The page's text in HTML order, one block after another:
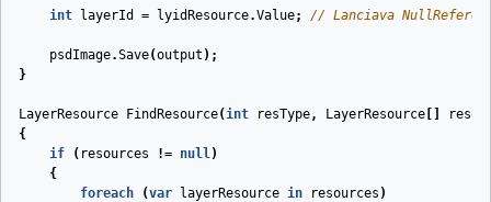
int layerId = lyidResource.Value; // Lanciava
psdImage.Save(output );
}
LayerResource FindResource(int resType, LayerResource
{
if
( resources != null)
{
foreach
(var layerResource in resources )